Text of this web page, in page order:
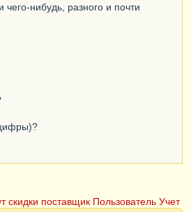
чего-нибудь, разного и почти
скидки поставщик Пользователь Учет